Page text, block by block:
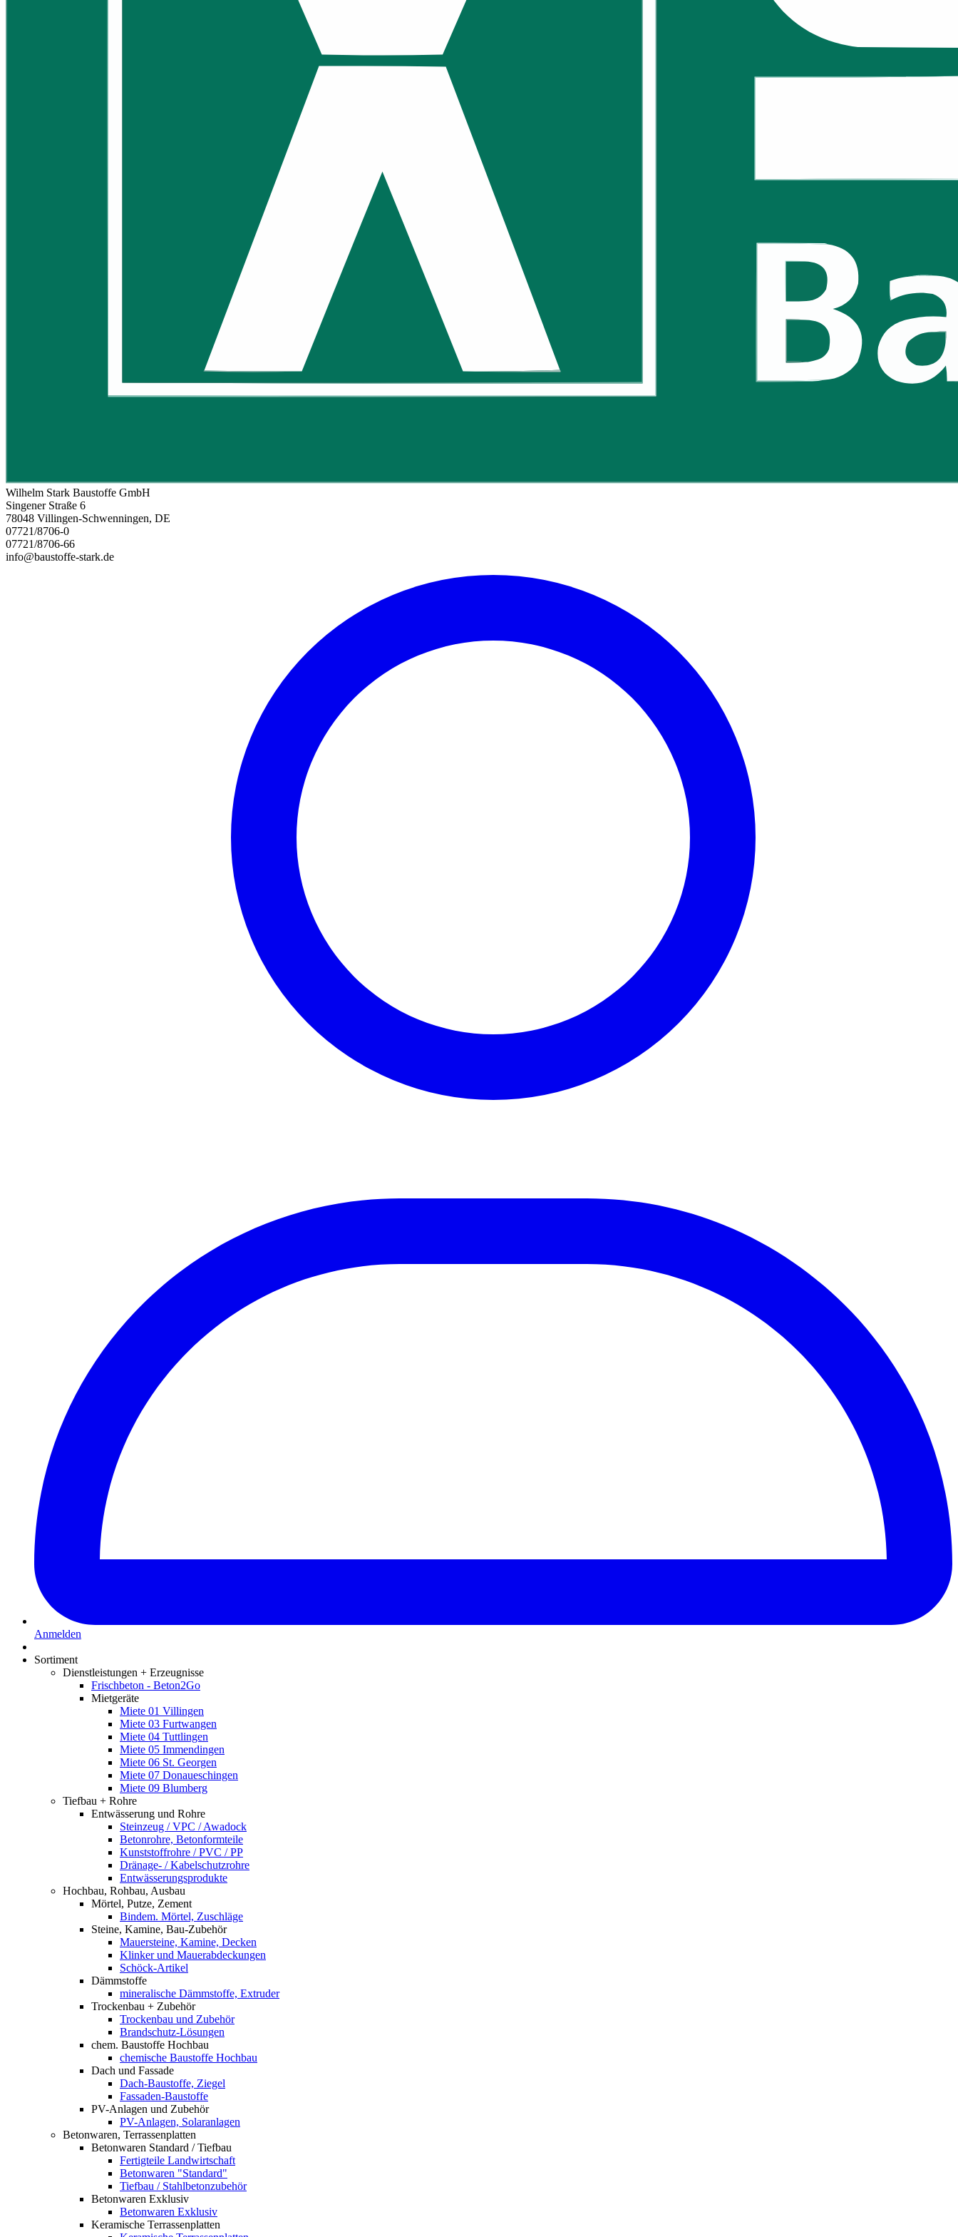
Wilhelm Stark Baustoffe GmbH
Singener Straße 6
78048 Villingen-Schwenningen, DE
07721/8706-0
07721/8706-66
info@baustoffe-stark.de
Anmelden
Sortiment
Dienstleistungen + Erzeugnisse
Frischbeton - Beton2Go
Mietgeräte
Miete 01 Villingen
Miete 03 Furtwangen
Miete 04 Tuttlingen
Miete 05 Immendingen
Miete 06 St. Georgen
Miete 07 Donaueschingen
Miete 09 Blumberg
Tiefbau + Rohre
Entwässerung und Rohre
Steinzeug / VPC / Awadock
Betonrohre, Betonformteile
Kunststoffrohre / PVC / PP
Dränage- / Kabelschutzrohre
Entwässerungsprodukte
Hochbau, Rohbau, Ausbau
Mörtel, Putze, Zement
Bindem. Mörtel, Zuschläge
Steine, Kamine, Bau-Zubehör
Mauersteine, Kamine, Decken
Klinker und Mauerabdeckungen
Schöck-Artikel
Dämmstoffe
mineralische Dämmstoffe, Extruder
Trockenbau + Zubehör
Trockenbau und Zubehör
Brandschutz-Lösungen
chem. Baustoffe Hochbau
chemische Baustoffe Hochbau
Dach und Fassade
Dach-Baustoffe, Ziegel
Fassaden-Baustoffe
PV-Anlagen und Zubehör
PV-Anlagen, Solaranlagen
Betonwaren, Terrassenplatten
Betonwaren Standard / Tiefbau
Fertigteile Landwirtschaft
Betonwaren "Standard"
Tiefbau / Stahlbetonzubehör
Betonwaren Exklusiv
Betonwaren Exklusiv
Keramische Terrassenplatten